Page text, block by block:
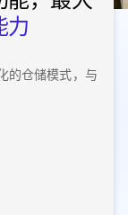
力
的仓储模式，与